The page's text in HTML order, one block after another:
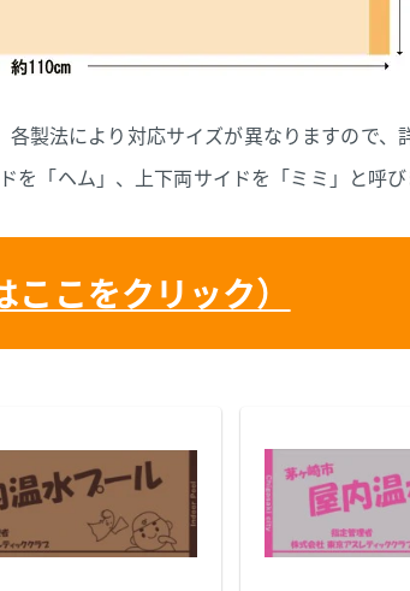
製法により対応サイズが異なりますので、
「ヘム」、上下両サイドを「ミミ」と呼び
こをクリック）